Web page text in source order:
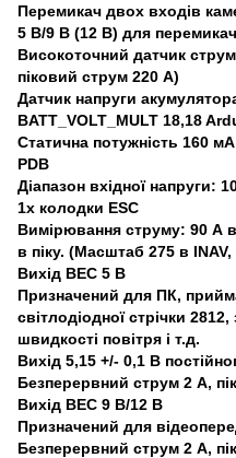
Перемикач двох входів
5 В/9 В (12 В) для
Високоточний датчик
піковий струм 220 А)
Датчик напруги
BATT_VOLT_MULT 18,18
Статична потужність 160
PDB
Діапазон вхідної напруги:
1x колодки ESC
Вимірювання струму: 90 А
в піку. (Масштаб 275 в
Вихід BEC 5 В
Призначений для ПК,
світлодіодної стрічки
швидкості повітря і т.д.
Вихід 5,15 +/- 0,1 В
Безперервний струм 2 А,
Вихід BEC 9 В/12 В
Призначений для
Безперервний струм 2 А,